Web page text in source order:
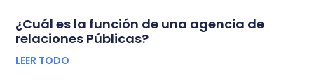
¿Cuál es la función de una agencia de
relaciones Públicas?
LEER TODO